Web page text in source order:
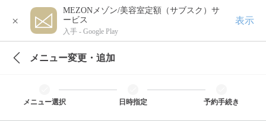
×
MEZONメゾン/美容室定額（サブスク）サ
ービス
入手 - Google Play
表示
メニュー変更・追加
メニュー選択 日時指定 予約手続き